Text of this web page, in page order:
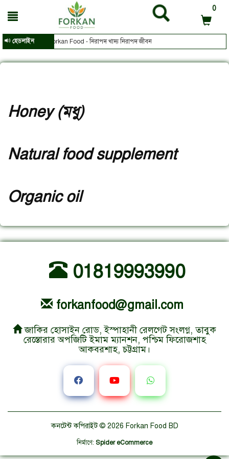
0
হেডলাইন Forkan Food - নিরাপদ খাদ্য নিরাপদ জীবন
Honey (মধু)
Natural food supplement
Organic oil
01819993990
forkanfood@gmail.com
জাকির হোসাইন রোড, ইস্পাহানী রেলগেট সংলগ্ন, তাবুক
রেস্তোরার অপজিটি ইমাম ম্যানশন, পশ্চিম ফিরোজশাহ
আকবরশাহ, চট্টগ্রাম।
কনটেন্ট কপিরাইট © 2026 Forkan Food BD
নির্মাণে: Spider eCommerce